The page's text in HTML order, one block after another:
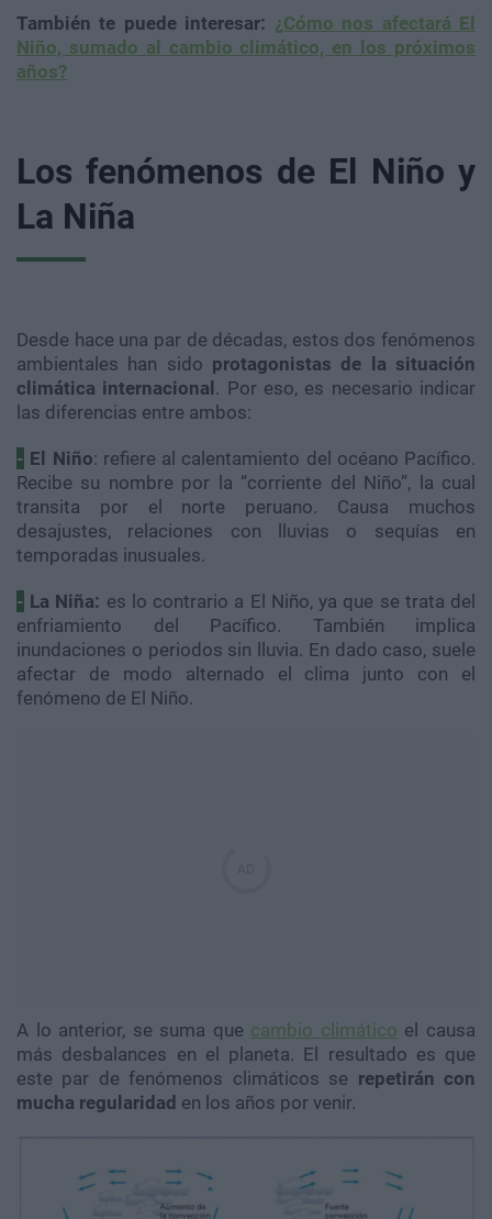
También te puede interesar: ¿Cómo nos afectará El
Niño, sumado al cambio climático, en los próximos
años?
Los fenómenos de El Niño y
La Niña
Desde hace una par de décadas, estos dos fenómenos
ambientales han sido protagonistas de la situación
climática internacional . Por eso, es necesario indicar
las diferencias entre ambos:
- El Niño: refiere al calentamiento del océano Pacífico.
Recibe su nombre por la “corriente del Niño”, la cual
transita por el norte peruano. Causa muchos
desajustes, relaciones con lluvias o sequías en
temporadas inusuales.
- La Niña: es lo contrario a El Niño, ya que se trata del
enfriamiento del Pacífico. También implica
inundaciones o periodos sin lluvia. En dado caso, suele
afectar de modo alternado el clima junto con el
fenómeno de El Niño.
A lo anterior, se suma que cambio climático el causa
más desbalances en el planeta. El resultado es que
este par de fenómenos climáticos se repetirán con
mucha regularidad en los años por venir.